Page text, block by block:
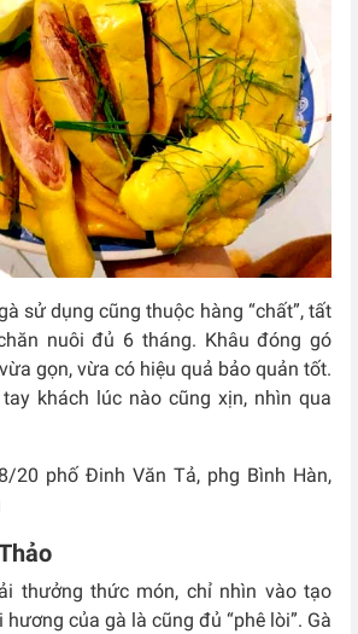
sử dụng cũng thuộc hàng “chất”, tất
nuôi đủ 6 tháng. Khâu đóng gó
gọn, vừa có hiệu quả bảo quản tốt.
khách lúc nào cũng xịn, nhìn qua
20 phố Đinh Văn Tả, phg Bình Hàn,
thưởng thức món, chỉ nhìn vào tạo
của gà là cũng đủ “phê lòi”. Gà